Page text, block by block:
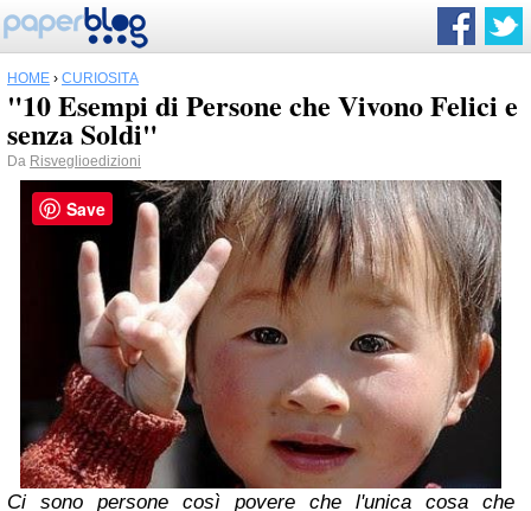
HOME › CURIOSITÀ
"10 Esempi di Persone che Vivono Felici e
senza Soldi"
Da Risveglioedizioni
Ci sono persone così povere che l'unica cosa che
Save